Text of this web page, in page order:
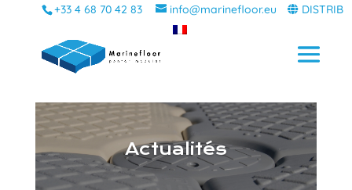
+33 4 68 70 42 83 info@marinefloor.eu DISTRIB
Actualités